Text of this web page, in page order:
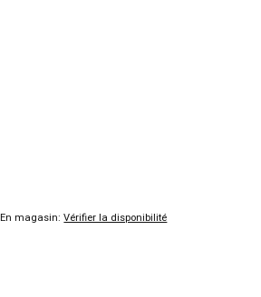
En magasin:Vérifier la disponibilité